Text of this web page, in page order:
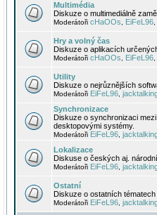
Multimédia
Diskuze o multimediálně
Moderátoři cHaOOs EiFeL96
Hry a volný čas
Diskuze o aplikacích
Moderátoři cHaOOs EiFeL96
Utility
Diskuze o nejrůznějších
Moderátoři EiFeL96
Synchronizace
Diskuze o synchronizaci
desktopovými systémy.
Moderátoři EiFeL96
Lokalizace
Diskuse o českých aj.
Moderátoři EiFeL96
Ostatní
Diskuze o ostatních
Moderátoři EiFeL96